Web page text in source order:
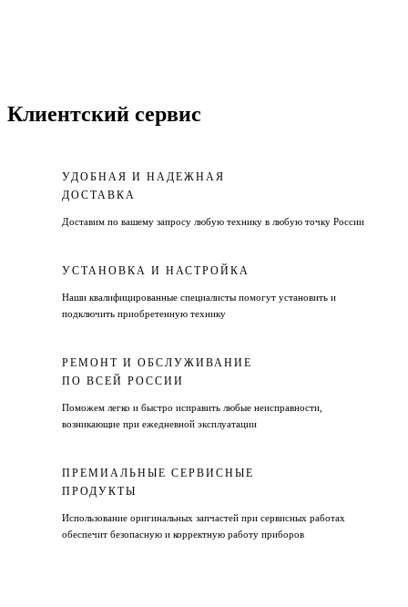
Клиентский сервис
УДОБНАЯ И НАДЕЖНАЯ
ДОСТАВКА
Доставим по вашему запросу любую технику в любую точку России
УСТАНОВКА И НАСТРОЙКА
Наши квалифицированные специалисты помогут установить и
подключить приобретенную технику
РЕМОНТ И ОБСЛУЖИВАНИЕ
ПО ВСЕЙ РОССИИ
Поможем легко и быстро исправить любые неисправности,
возникающие при ежедневной эксплуатации
ПРЕМИАЛЬНЫЕ СЕРВИСНЫЕ
ПРОДУКТЫ
Использование оригинальных запчастей при сервисных работах
обеспечит безопасную и корректную работу приборов